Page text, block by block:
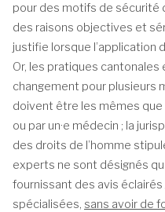
pour des motifs de sécurité
des raisons objectives et
justifie lorsque l’application
Or, les pratiques cantonales
changement pour plusieurs
doivent être les mêmes que
ou par un·e médecin ; la
des droits de l’homme
experts ne sont désignés
fournissant des avis
spécialisées, sans avoir de